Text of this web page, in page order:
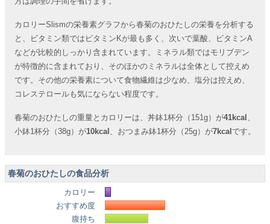
カロリーSlismの栄養素グラフから春菊のおひたしの栄養を分析する
と、ビタミン類ではビタミンKが最も多く、次いで葉酸、ビタミンA
などが比較的しっかり含まれています。ミネラル類ではモリブデン
が特徴的に含まれており、そのほかのミネラルは全体として控えめ
です。その他の栄養素について食物繊維は少なめ、塩分は控えめ、
コレステロールも気にならない程度です。
春菊のおひたしの重量とカロリーは、丼鉢1杯分（151g）が41kcal 、
小鉢1杯分（38g）が10kcal 、おつまみ鉢1杯分（25g）が7kcal です。
春菊のおひたしの食品分析
カロリー
おすすめ度
腹持ち